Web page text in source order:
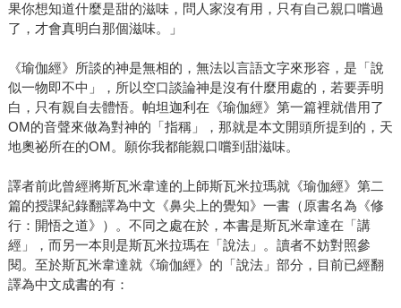
果你想知道什麼是甜的滋味，問人家沒有用，只有自己親口嚐過
了，才會真明白那個滋味。」
《瑜伽經》所談的神是無相的，無法以言語文字來形容，是「說
似一物即不中」，所以空口談論神是沒有什麼用處的，若要弄明
白，只有親自去體悟。帕坦迦利在《瑜伽經》第一篇裡就借用了
OM的音聲來做為對神的「指稱」，那就是本文開頭所提到的，天
地奧祕所在的OM。願你我都能親口嚐到甜滋味。
譯者前此曾經將斯瓦米韋達的上師斯瓦米拉瑪就《瑜伽經》第二
篇的授課紀錄翻譯為中文《鼻尖上的覺知》一書（原書名為《修
行：開悟之道》）。不同之處在於，本書是斯瓦米韋達在「講
經」，而另一本則是斯瓦米拉瑪在「說法」。讀者不妨對照參
閱。至於斯瓦米韋達就《瑜伽經》的「說法」部分，目前已經翻
譯為中文成書的有：